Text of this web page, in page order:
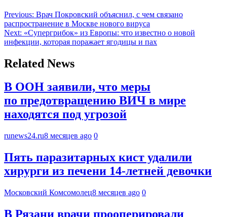
Previous: Врач Покровский объяснил, с чем связано
распространение в Москве нового вируса
Next: «Супергрибок» из Европы: что известно о новой
инфекции, которая поражает ягодицы и пах
Related News
В ООН заявили, что меры
по предотвращению ВИЧ в мире
находятся под угрозой
runews24.ru8 месяцев ago 0
Пять паразитарных кист удалили
хирурги из печени 14-летней девочки
Московский Комсомолец8 месяцев ago 0
В Рязани врачи прооперировали